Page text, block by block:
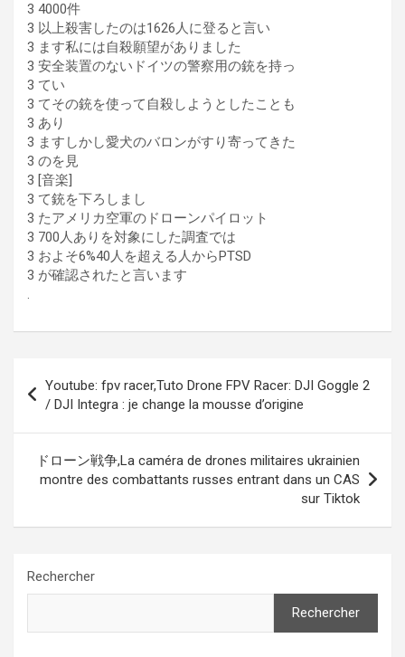
3 4000件
3 以上殺害したのは1626人に登ると言い
3 ます私には自殺願望がありました
3 安全装置のないドイツの警察用の銃を持っ
3 てい
3 てその銃を使って自殺しようとしたことも
3 あり
3 ますしかし愛犬のバロンがすり寄ってきた
3 のを見
3 [音楽]
3 て銃を下ろしまし
3 たアメリカ空軍のドローンパイロット
3 700人ありを対象にした調査では
3 およそ6%40人を超える人からPTSD
3 が確認されたと言います
.
de
l’article
Youtube: fpv racer,Tuto Drone FPV Racer: DJI Goggle 2
/ DJI Integra : je change la mousse d’origine
ドローン戦争,La caméra de drones militaires ukrainien
montre des combattants russes entrant dans un CAS
sur Tiktok
Rechercher
Rechercher